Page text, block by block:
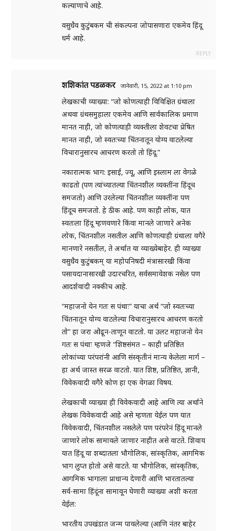
कल्याणाचे आहे.
वसुधैव कुटुंबकम ची संकल्पना जोपासणारा एकमेव हिंदू
धर्म आहे.
REPLY
शशिकांत पडळकर जानेवारी, 15, 2022 at 1:10 pm
लेखकाची व्याख्या: “जो कोणत्याही विविक्षित ग्रंथाला
अथवा ग्रंथसमुहाला एकमेव आणि सार्वकालिक प्रमाण
मानत नाही, जो कोणत्याही व्यक्तीला शेवटचा प्रेषित
मानत नाही, जो स्वतःच्या चिंतनातून योग्य वाटलेल्या
विचारानुसारच आचरण करतो तो हिंदू.”
नकारात्मक भाग: इसाई, ज्यू, आणि इस्लाम ला वेगळे
काढतो (पण त्यांच्यातल्या चिंतनशील व्यक्तींना हिंदूच
समजतो) आणि उरलेल्या चिंतनशील व्यक्तींना पण
हिंदूच समजतो. हे ठीक आहे. पण काही लोक, यात
स्वतःला हिंदू म्हणवणारे किंवा मानले जाणारे अनेक
लोक, चिंतनशील नसतील आणि कोणत्याही ग्रंथाला वगैरे
मानणारे नसतील, ते अर्थात या व्याख्येबाहेर. ही व्याख्या
वसुधैव कुटुंबकम् या महोपनिषदी मंत्रासारखी किंवा
पसायदानासारखी उदारचरित, सर्वसमावेशक नसेल पण
आदर्शवादी नक्कीच आहे.
“महाजनो येन गतः स पंथाः” याचा अर्थ “जो स्वतःच्या
चिंतनातून योग्य वाटलेल्या विचारानुसारच आचरण करतो
तो” हा जरा ओढून-ताणून वाटतो. या उलट महाजनो येन
गतः स पंथाः म्हणजे “शिष्ठसंमत – काही प्रतिष्ठित
लोकांच्या परंपरांनी आणि संस्कृतीनं मान्य केलेला मार्ग –
हा अर्थ जास्त सरळ वाटतो. यात शिष्ठ, प्रतिष्ठित, ज्ञानी,
विवेकवादी वगैरे कोण हा एक वेगळा विषय.
लेखकाची व्याख्या ही विवेकवादी आहे आणि त्या अर्थाने
लेखक विवेकवादी आहे असे म्हणता येईल पण यात
विवेकवादी, चिंतनशील नसलेले पण परंपरेनं हिंदू मानले
जाणारे लोक सामावले जाणार नाहीत असे वाटते. शिवाय
यात हिंदू या शब्दातला भौगोलिक, सांस्कृतिक, आगमिक
भाग लुप्त होतो असे वाटते. या भौगोलिक, सांस्कृतिक,
आगमिक भागाला प्राधान्य देणारी आणि भारतातल्या
सर्व-सामा हिंदूंना सामावून घेणारी व्याख्या अशी करता
येईल:
भारतीय उपखंडात जन्म पावलेल्या (आणि नंतर बाहेर